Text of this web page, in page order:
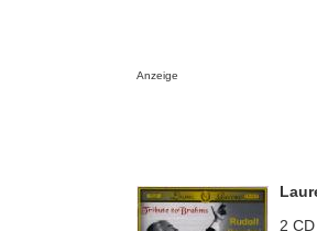
Anzeige
2